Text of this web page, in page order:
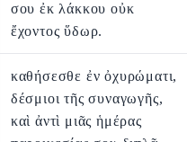
σου ἐκ λάκκου οὐκ
ἔχοντος ὕδωρ.
καθήσεσθε ἐν ὀχυρώματι,
δέσμιοι τῆς συναγωγῆς,
καὶ ἀντὶ μιᾶς ἡμέρας